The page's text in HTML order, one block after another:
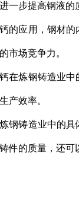
一步提高钢液的
的应用，钢材
市场竞争力。
炼钢铸造业中
产效率。
铸造业中的具
件的质量，还可